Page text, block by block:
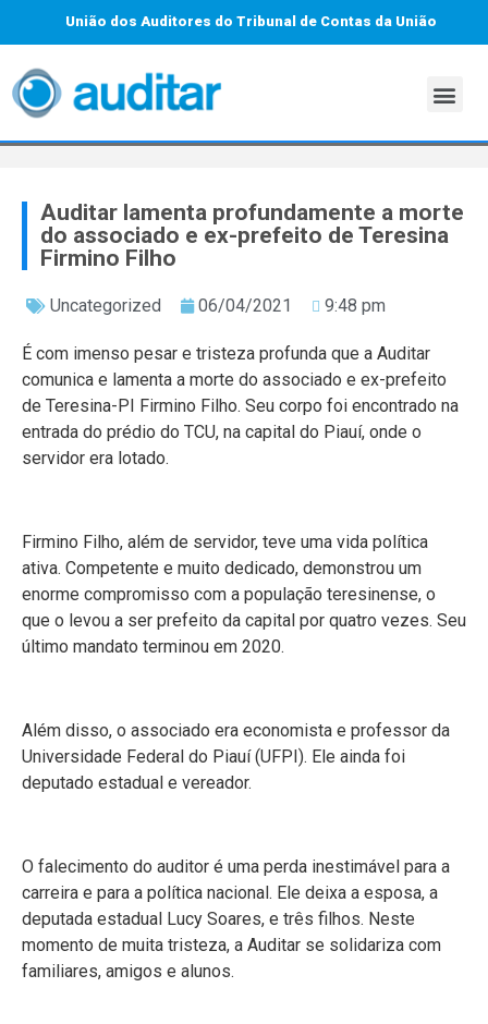
União dos Auditores do Tribunal de Contas da União
Auditar lamenta profundamente a morte
do associado e ex-prefeito de Teresina
Firmino Filho
Uncategorized 06/04/2021 9:48 pm
É com imenso pesar e tristeza profunda que a Auditar
comunica e lamenta a morte do associado e ex-prefeito
de Teresina-PI Firmino Filho. Seu corpo foi encontrado na
entrada do prédio do TCU, na capital do Piauí, onde o
servidor era lotado.
Firmino Filho, além de servidor, teve uma vida política
ativa. Competente e muito dedicado, demonstrou um
enorme compromisso com a população teresinense, o
que o levou a ser prefeito da capital por quatro vezes. Seu
último mandato terminou em 2020.
Além disso, o associado era economista e professor da
Universidade Federal do Piauí (UFPI). Ele ainda foi
deputado estadual e vereador.
O falecimento do auditor é uma perda inestimável para a
carreira e para a política nacional. Ele deixa a esposa, a
deputada estadual Lucy Soares, e três filhos. Neste
momento de muita tristeza, a Auditar se solidariza com
familiares, amigos e alunos.